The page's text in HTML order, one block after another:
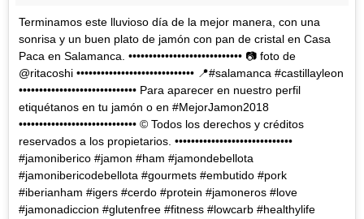
Terminamos este lluvioso día de la mejor manera, con una
sonrisa y un buen plato de jamón con pan de cristal en Casa
Paca en Salamanca. •••••••••••••••••••••••••••• 📷 foto de
@ritacoshi ••••••••••••••••••••••••••••• 📍#salamanca #castillayleon
••••••••••••••••••••••••••••• Para aparecer en nuestro perfil
etiquétanos en tu jamón o en #MejorJamon2018
••••••••••••••••••••••••••••• © Todos los derechos y créditos
reservados a los propietarios. •••••••••••••••••••••••••••••
#jamoniberico #jamon #ham #jamondebellota
#jamonibericodebellota #gourmets #embutido #pork
#iberianham #igers #cerdo #protein #jamoneros #love
#jamonadiccion #glutenfree #fitness #lowcarb #healthylife